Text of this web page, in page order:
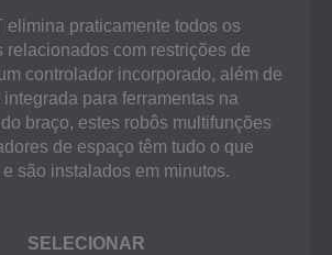
elimina praticamente todos os
relacionados com restrições de
controlador incorporado, além de
integrada para ferramentas na
braço, estes robôs multifunções
de espaço têm tudo o que
são instalados em minutos.
SELECIONAR